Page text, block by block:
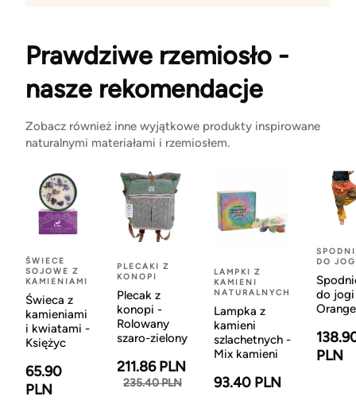
Prawdziwe rzemiosło -
nasze rekomendacje
Zobacz również inne wyjątkowe produkty inspirowane
naturalnymi materiałami i rzemiosłem.
ŚWIECE
SOJOWE Z
KAMIENIAMI
Świeca z
kamieniami
i kwiatami -
Księżyc
65.90
PLN
PLECAKI Z
KONOPI
Plecak z
konopi -
Rolowany
szaro-zielony
211.86 PLN
235.40 PLN
LAMPKI Z
KAMIENI
NATURALNYCH
Lampka z
kamieni
szlachetnych -
Mix kamieni
93.40 PLN
DO
do
Orange
PLN